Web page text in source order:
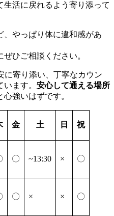
生活に戻れるよう寄り添って
、やっぱり体に違和感があ
ひご相談ください。
に寄り添い、丁寧なカウン
ます。 安心して通える場所
強いはずです。
金 土 日 祝
〇 ~13:30 × 〇
〇 × × 〇